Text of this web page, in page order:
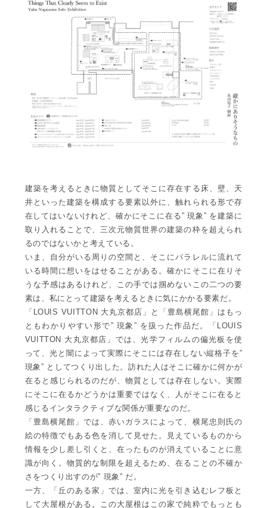
建築を考えるときに物質としてそこに存在する床、壁、天
井といった建築を構成する要素以外に、触れられる形で存
在してはいないけれど、確かにそこに在る” 現象” を建築に
取り入れることで、三次元物質世界の建築の枠を超えられ
るのではないかと考えている。
いま、自分がいる周りの空間と、そこにパラレルに流れて
いる時間に想いをはせることがある。確かにそこに在りそ
うな予感はあるけれど、この手では掴めないこの二つの要
素は、私にとって建築を考えるときに気にかかる要素だ。
「LOUIS VUITTON 大丸京都店」と「豊島横尾館」はもっ
ともわかりやすい形で” 現象” を扱った作品だ。「LOUIS
VUITTON 大丸京都店」では、光学フィルムの偏光板を使
って、光と闇によって実際にそこには存在しない縦格子を”
現象” としてつくり出した。訪れた人はそこに確かに何かが
在ると感じられるのだが、物質としては存在しない。実際
にそこに在るかどうかは重要ではなく、人がそこに在ると
感じるインタラクティブな関係が重要なのだ。
「豊島横尾館」では、赤いガラスによって、横尾忠則氏の
絵の特徴でもある色を消して見せた。見えているものから
情報を少し差し引くと、在ったものが消えていることに意
識が向く。物質的な制限を超えるため、在ることの不確か
さをつくり出すのが” 現象” だ。
一方、「丘のある家」では、室内に光を引き込むレフ板と
して大屋根がある。この大屋根はこの家で純粋でもっとも